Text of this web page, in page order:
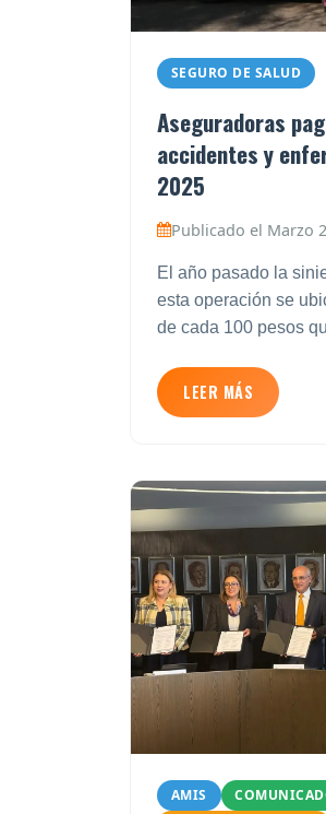
SEGURO DE SALUD
Aseguradoras
accidentes y
2025
Publicado el Marzo
El año pasado la
esta operación se
de cada 100 pesos
LEER MÁS
AMIS